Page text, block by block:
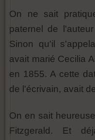
On ne sait
paternel de
Sinon qu'il
avait marié Cecilia
en 1855. A cette
de l'écrivain, avait
On en sait
Fitzgerald. Et